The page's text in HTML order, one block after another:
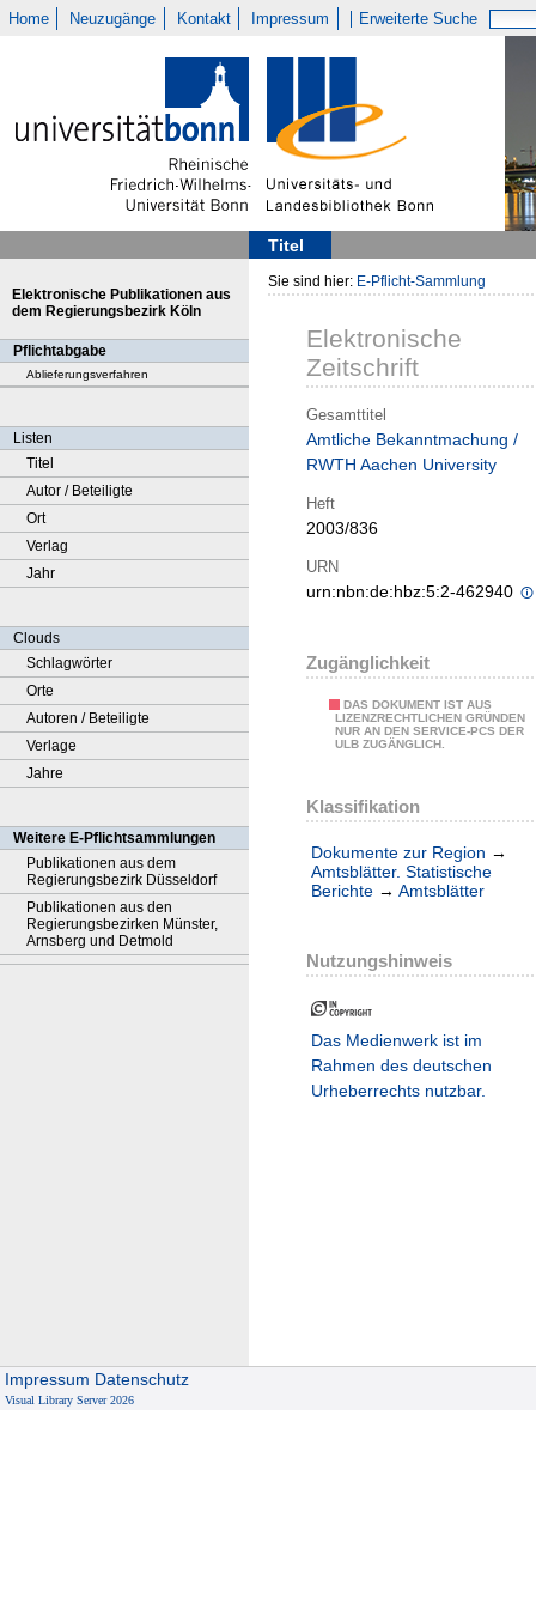
Home Neuzugänge Kontakt Impressum Erweiterte Suche
Titel
Elektronische Publikationen aus
dem Regierungsbezirk Köln
Pflichtabgabe
Ablieferungsverfahren
Listen
Titel
Autor / Beteiligte
Ort
Verlag
Jahr
Clouds
Schlagwörter
Orte
Autoren / Beteiligte
Verlage
Jahre
Weitere E-Pflichtsammlungen
Publikationen aus dem
Regierungsbezirk Düsseldorf
Publikationen aus den
Regierungsbezirken Münster,
Arnsberg und Detmold
Sie sind hier: E-Pflicht-Sammlung
Elektronische
Zeitschrift
Gesamttitel
Amtliche Bekanntmachung /
RWTH Aachen University
Heft
2003/836
URN
urn:nbn:de:hbz:5:2-462940
Zugänglichkeit
DAS DOKUMENT IST AUS
LIZENZRECHTLICHEN GRÜNDEN
NUR AN DEN SERVICE-PCS DER
ULB ZUGÄNGLICH.
Klassifikation
Dokumente zur Region →
Amtsblätter. Statistische
Berichte → Amtsblätter
Nutzungshinweis
Das Medienwerk ist im
Rahmen des deutschen
Urheberrechts nutzbar.
Impressum Datenschutz
Visual Library Server 2026